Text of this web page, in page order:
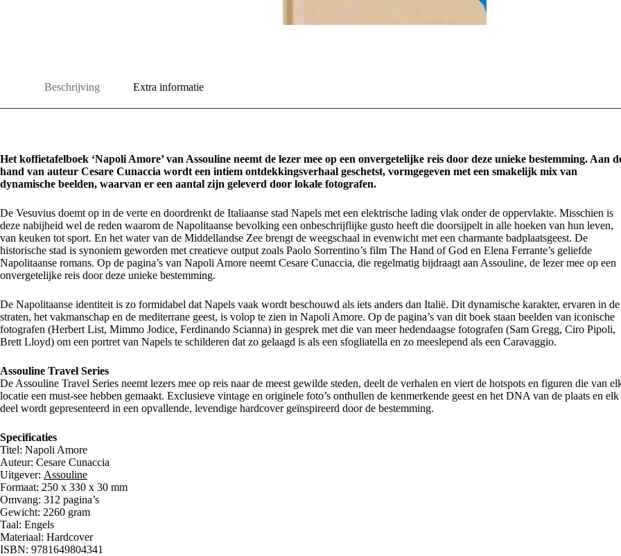
Beschrijving Extra informatie
Het koffietafelboek ‘Napoli Amore’ van Assouline neemt de lezer mee op een onvergetelijke reis door deze unieke bestemming. Aan
hand van auteur Cesare Cunaccia wordt een intiem ontdekkingsverhaal geschetst, vormgegeven met een smakelijk mix van
dynamische beelden, waarvan er een aantal zijn geleverd door lokale fotografen.
De Vesuvius doemt op in de verte en doordrenkt de Italiaanse stad Napels met een elektrische lading vlak onder de oppervlakte. Misschien is
deze nabijheid wel de reden waarom de Napolitaanse bevolking een onbeschrijflijke gusto heeft die doorsijpelt in alle hoeken van hun leven,
van keuken tot sport. En het water van de Middellandse Zee brengt de weegschaal in evenwicht met een charmante badplaatsgeest. De
historische stad is synoniem geworden met creatieve output zoals Paolo Sorrentino’s film The Hand of God en Elena Ferrante’s geliefde
Napolitaanse romans. Op de pagina’s van Napoli Amore neemt Cesare Cunaccia, die regelmatig bijdraagt aan Assouline, de lezer mee op een
onvergetelijke reis door deze unieke bestemming.
De Napolitaanse identiteit is zo formidabel dat Napels vaak wordt beschouwd als iets anders dan Italië. Dit dynamische karakter, ervaren in de
straten, het vakmanschap en de mediterrane geest, is volop te zien in Napoli Amore. Op de pagina’s van dit boek staan beelden van iconische
fotografen (Herbert List, Mimmo Jodice, Ferdinando Scianna) in gesprek met die van meer hedendaagse fotografen (Sam Gregg, Ciro Pipoli,
Brett Lloyd) om een portret van Napels te schilderen dat zo gelaagd is als een sfogliatella en zo meeslepend als een Caravaggio.
Assouline Travel Series
De Assouline Travel Series neemt lezers mee op reis naar de meest gewilde steden, deelt de verhalen en viert de hotspots en figuren die van
locatie een must-see hebben gemaakt. Exclusieve vintage en originele foto’s onthullen de kenmerkende geest en het DNA van de plaats en elk
deel wordt gepresenteerd in een opvallende, levendige hardcover geïnspireerd door de bestemming.
Specificaties
Titel: Napoli Amore
Auteur: Cesare Cunaccia
Uitgever: Assouline
Formaat: 250 x 330 x 30 mm
Omvang: 312 pagina’s
Gewicht: 2260 gram
Taal: Engels
Materiaal: Hardcover
ISBN: 9781649804341